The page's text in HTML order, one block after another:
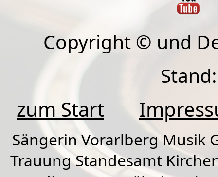
Copyright © und
zum Start
Sängerin Vorarlberg Musik
Trauung Standesamt